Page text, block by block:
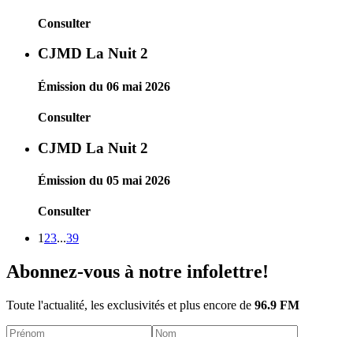
Consulter
CJMD La Nuit 2
Émission du 06 mai 2026
Consulter
CJMD La Nuit 2
Émission du 05 mai 2026
Consulter
1 23...39
Abonnez-vous à notre infolettre!
Toute l'actualité, les exclusivités et plus encore de 96.9 FM